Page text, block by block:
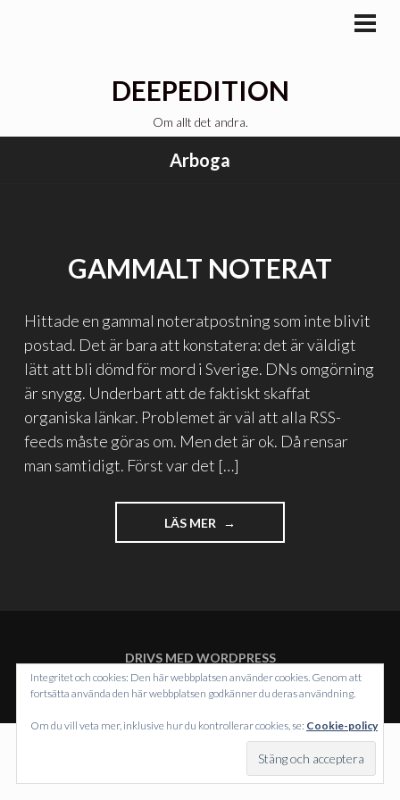
DEEPEDITION
Om allt det andra.
Arboga
GAMMALT NOTERAT
Hittade en gammal noteratpostning som inte blivit
postad. Det är bara att konstatera: det är väldigt
lätt att bli dömd för mord i Sverige. DNs omgörning
är snygg. Underbart att de faktiskt skaffat
organiska länkar. Problemet är väl att alla RSS-
feeds måste göras om. Men det är ok. Då rensar
man samtidigt. Först var det […]
LÄS MER
"GAMMALT
NOTERAT"
DRIVS MED WORDPRESS
TEMA: INTERGALACTIC AVWORDPRESS.COM.
Integritet och cookies: Den här webbplatsen använder cookies. Genom att
fortsätta använda den här webbplatsen godkänner du deras användning.
Om du vill veta mer, inklusive hur du kontrollerar cookies, se: Cookie-policy